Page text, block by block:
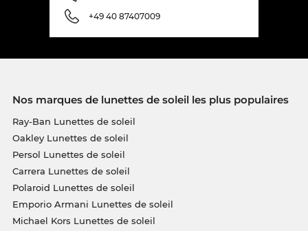
+49 40 87407009
Nos marques de lunettes de soleil les plus populaires
Ray-Ban Lunettes de soleil
Oakley Lunettes de soleil
Persol Lunettes de soleil
Carrera Lunettes de soleil
Polaroid Lunettes de soleil
Emporio Armani Lunettes de soleil
Michael Kors Lunettes de soleil